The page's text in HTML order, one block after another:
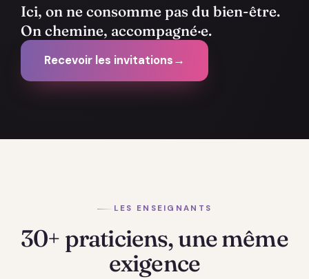
Ici, on ne consomme pas du bien-être.
On chemine, accompagné·e.
Recevoir les invitations→
LES ENSEIGNANTS
30+ praticiens, une même
exigence